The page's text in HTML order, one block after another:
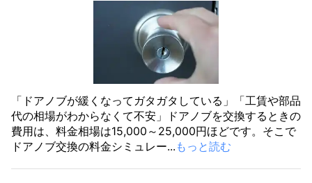
「ドアノブが緩くなってガタガタしている」「工賃や部品
代の相場がわからなくて不安」ドアノブを交換するときの
費用は、料金相場は15,000～25,000円ほどです。そこで
ドアノブ交換の料金シミュレー... もっと読む